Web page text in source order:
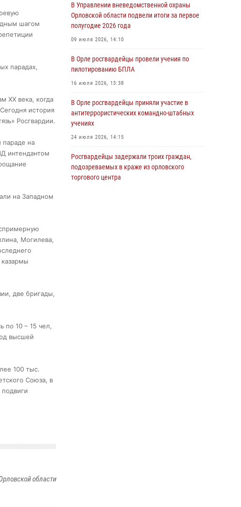
шагом
парадах,
ХХ века, когда
история
Росгвардии.
параде на
интендантом
на Западном
Могилева,
две бригады,
по 10 – 15 чел,
высшей
100 тыс.
Союза, в
области
Росгвардейцы обеспечили безопасность во
время празднования Дня ВДВ
03 августа 2026, 14:23
В Орле росгвардейцы приняли участие в
учениях на избирательном участке
31 июля 2026, 13:21
Жительница Мценска сдала в Росгвардию
незарегистрированное ружьё
31 июля 2026, 13:16
В Управлении вневедомственной охраны
Орловской области подвели итоги за первое
полугодие 2026 года
09 июля 2026, 14:10
В Орле росгвардейцы провели учения по
пилотированию БПЛА
16 июля 2026, 13:38
В Орле росгвардейцы приняли участие в
антитеррористических командно-штабных
учениях
24 июля 2026, 14:15
Росгвардейцы задержали троих граждан,
подозреваемых в краже из орловского
торгового центра